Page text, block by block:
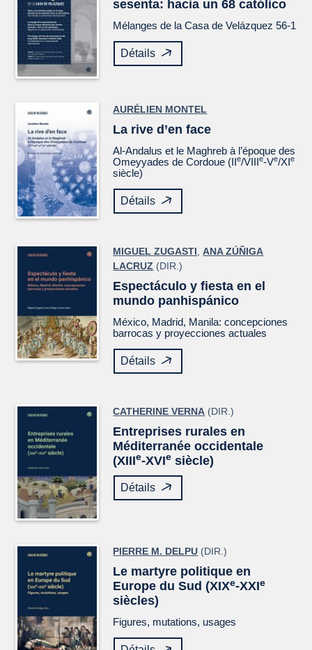
sesenta: hacia un 68 católico
Mélanges de la Casa de Velázquez 56-1
Détails
AURÉLIEN MONTEL
La rive d’en face
Al-Andalus et le Maghreb à l’époque des
Omeyyades de Cordoue (IIe/VIIIe-Ve/XIe
siècle)
Détails
MIGUEL ZUGASTI ,ANA ZÚÑIGA
LACRUZ (DIR.)
Espectáculo y fiesta en el
mundo panhispánico
México, Madrid, Manila: concepciones
barrocas y proyecciones actuales
Détails
CATHERINE VERNA (DIR.)
Entreprises rurales en
Méditerranée occidentale
(XIIIe-XVIe siècle)
Détails
PIERRE M. DELPU (DIR.)
Le martyre politique en
Europe du Sud (XIXe-XXIe
siècles)
Figures, mutations, usages